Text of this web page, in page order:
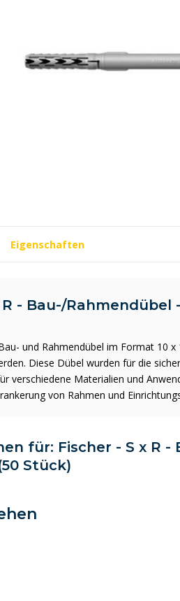
Eigenschaften
- Bau-/Rahmendübel
und Rahmendübel im Format 10
Diese Dübel wurden für die
verschiedene Materialien und
von Rahmen und
für: Fischer - S x R -
Stück)